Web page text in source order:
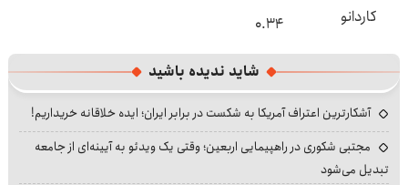
کاردانو
۰.۳۴
شاید ندیده باشید
آشکارترین اعتراف آمریکا به شکست در برابر ایران؛ ایده خلاقانه خریداریم!
مجتبی شکوری در راهپیمایی اربعین؛ وقتی یک ویدئو به آیینه‌ای از جامعه
تبدیل می‌شود